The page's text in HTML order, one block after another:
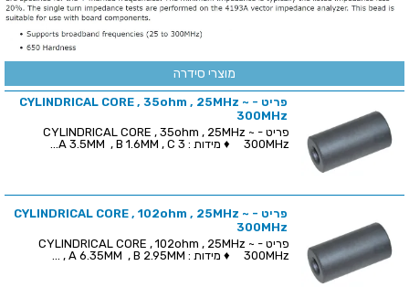
מוצרי סידרה
פריט - CYLINDRICAL CORE , 35ohm , 25MHz ~
300MHz
פריט - CYLINDRICAL CORE , 35ohm , 25MHz ~
300MHz ♦ מידות : A 3.5MM , B 1.6MM , C 3...
פריט - CYLINDRICAL CORE , 102ohm , 25MHz ~
300MHz
פריט - CYLINDRICAL CORE , 102ohm , 25MHz ~
300MHz ♦ מידות : A 6.35MM , B 2.95MM , ...